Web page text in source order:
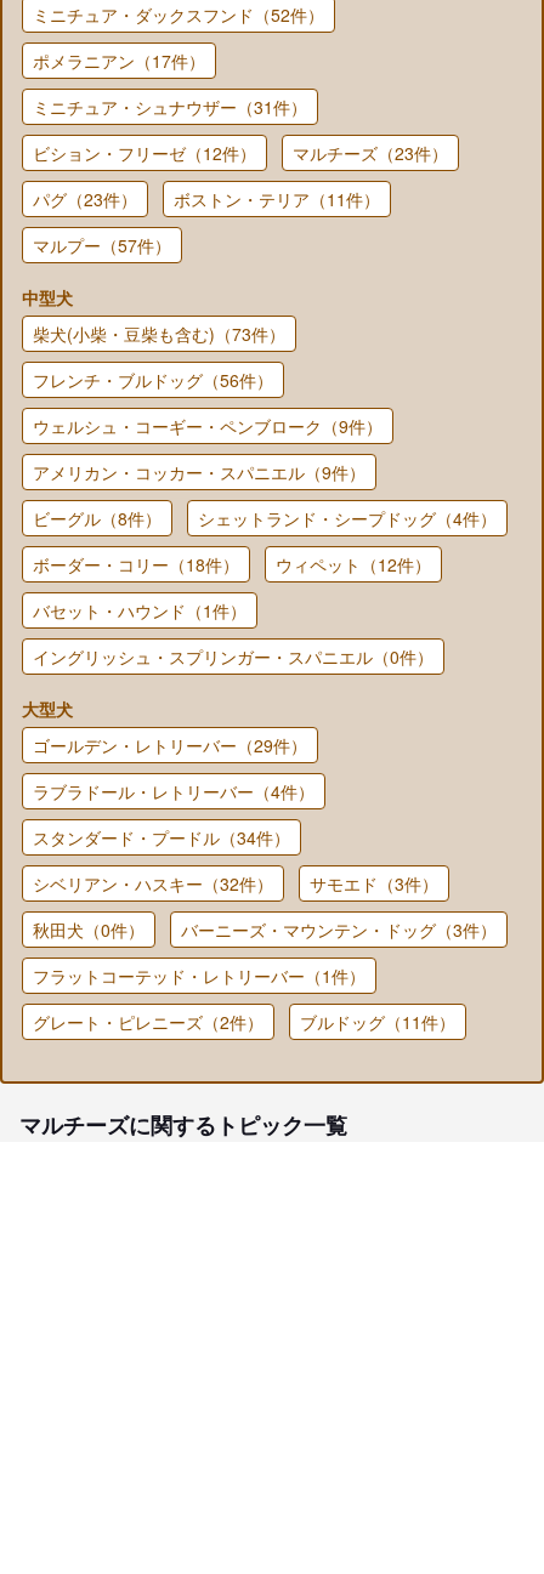
ミニチュア・ダックスフンド（52件）
ポメラニアン（17件）
ミニチュア・シュナウザー（31件）
ビション・フリーゼ（12件）
マルチーズ（23件）
パグ（23件）
ボストン・テリア（11件）
マルプー（57件）
中型犬
柴犬(小柴・豆柴も含む)（73件）
フレンチ・ブルドッグ（56件）
ウェルシュ・コーギー・ペンブローク（9件）
アメリカン・コッカー・スパニエル（9件）
ビーグル（8件）
シェットランド・シープドッグ（4件）
ボーダー・コリー（18件）
ウィペット（12件）
バセット・ハウンド（1件）
イングリッシュ・スプリンガー・スパニエル（0件）
大型犬
ゴールデン・レトリーバー（29件）
ラブラドール・レトリーバー（4件）
スタンダード・プードル（34件）
シベリアン・ハスキー（32件）
サモエド（3件）
秋田犬（0件）
バーニーズ・マウンテン・ドッグ（3件）
フラットコーテッド・レトリーバー（1件）
グレート・ピレニーズ（2件）
ブルドッグ（11件）
マルチーズに関するトピック一覧